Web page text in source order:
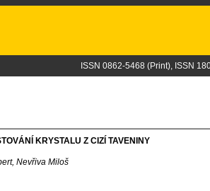
ISSN 0862-5468 (Print), ISSN
KRYSTALU Z CIZÍ TAVENINY
Nevřiva Miloš